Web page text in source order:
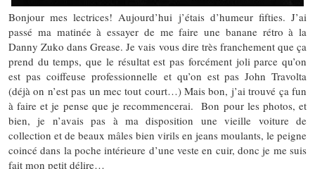
Bonjour mes lectrices! Aujourd’hui j’étais d’humeur fifties. J’ai
passé ma matinée à essayer de me faire une banane rétro à la
Danny Zuko dans Grease. Je vais vous dire très franchement que ça
prend du temps, que le résultat est pas forcément joli parce qu’on
est pas coiffeuse professionnelle et qu’on est pas John Travolta
(déjà on n’est pas un mec tout court…) Mais bon, j’ai trouvé ça fun
à faire et je pense que je recommencerai. Bon pour les photos, et
bien, je n’avais pas à ma disposition une vieille voiture de
collection et de beaux mâles bien virils en jeans moulants, le peigne
coincé dans la poche intérieure d’une veste en cuir, donc je me suis
fait mon petit délire…